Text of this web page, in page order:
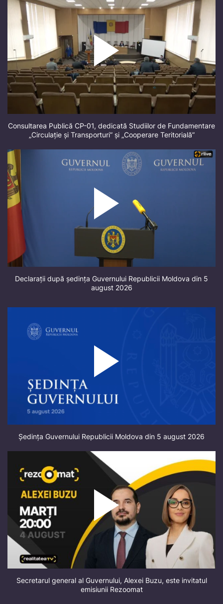
Consultarea Publică CP-01, dedicată Studiilor de Fundamentare
„Circulație și Transporturi” și „Cooperare Teritorială”
Declarații după ședința Guvernului Republicii Moldova din 5
august 2026
Ședința Guvernului Republicii Moldova din 5 august 2026
Secretarul general al Guvernului, Alexei Buzu, este invitatul
emisiunii Rezoomat